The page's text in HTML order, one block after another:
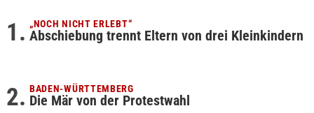
„NOCH NICHT ERLEBT“
Abschiebung trennt Eltern von drei Kleinkindern
BADEN-WÜRTTEMBERG
Die Mär von der Protestwahl